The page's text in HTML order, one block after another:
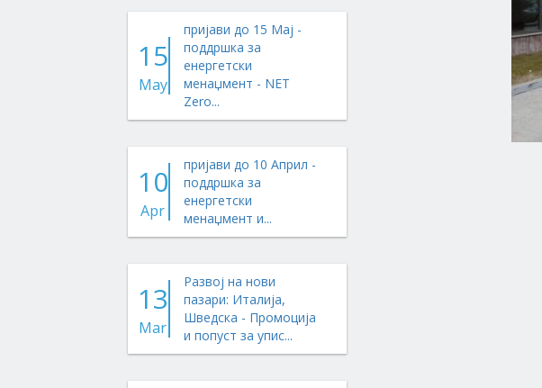
15
May
пријави до 15 Мај -
поддршка за
енергетски
менаџмент - NET
Zero...
10
Apr
пријави до 10 Април -
поддршка за
енергетски
менаџмент и...
13
Mar
Развој на нови
пазари: Италија,
Шведска - Промоција
и попуст за упис...